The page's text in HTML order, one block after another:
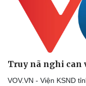
Truy nã nghi can
VOV.VN - Viện KSND